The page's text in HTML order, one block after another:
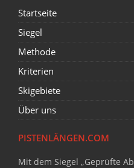
Startseite
Siegel
Methode
Kriterien
Skigebiete
Über uns
PISTENLÄNGEN.COM
Mit dem Siegel „Geprüfte